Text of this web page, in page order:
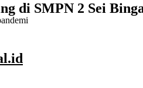
di SMPN 2 Sei